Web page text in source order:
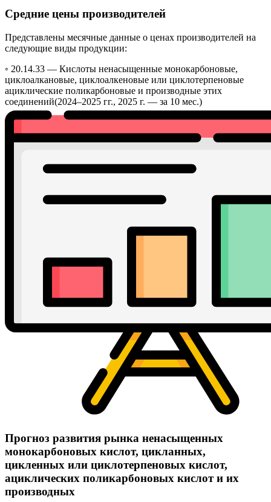
Средние цены производителей
Представлены месячные данные о ценах производителей на
следующие виды продукции:
◦ 20.14.33 — Кислоты ненасыщенные монокарбоновые,
циклоалкановые, циклоалкеновые или циклотерпеновые
ациклические поликарбоновые и производные этих
соединений(2024–2025 гг., 2025 г. — за 10 мес.)
Прогноз развития рынка ненасыщенных
монокарбоновых кислот, цикланных,
цикленных или циклотерпеновых кислот,
ациклических поликарбоновых кислот и их
производных